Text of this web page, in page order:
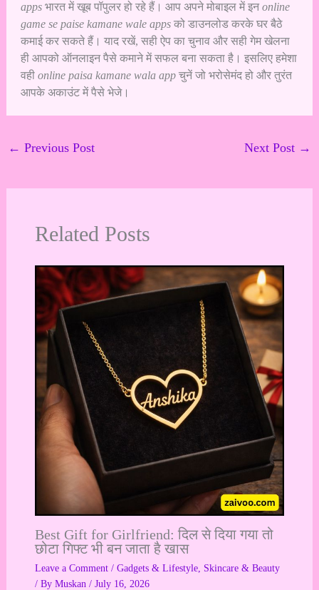
appsभारत में खूब पॉपुलर हो रहे हैं। आप अपने मोबाइल में इनonline
game se paise kamane wale appsको डाउनलोड करके घर बैठे
कमाई कर सकते हैं। याद रखें, सही ऐप का चुनाव और सही गेम खेलना
ही आपको ऑनलाइन पैसे कमाने में सफल बना सकता है। इसलिए हमेशा
वही online paisa kamane wala appचुनें जो भरोसेमंद हो और तुरंत
आपके अकाउंट में पैसे भेजे।
← Previous Post Next Post →
Related Posts
Best Gift for Girlfriend: दिल से दिया गया तो
छोटा गिफ्ट भी बन जाता है खास
Leave a Comment / Gadgets & Lifestyle, Skincare & Beauty
/ By Muskan / July 16, 2026